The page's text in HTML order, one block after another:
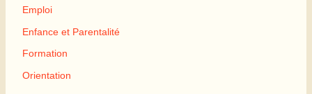
Emploi
Enfance et Parentalité
Formation
Orientation